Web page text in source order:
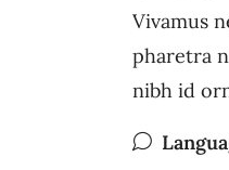
Vivamus
pharetra
nibh id